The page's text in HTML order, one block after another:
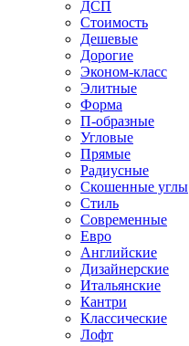
ДСП
Стоимость
Дешевые
Дорогие
Эконом-класс
Элитные
Форма
П-образные
Угловые
Прямые
Радиусные
Скошенные углы
Стиль
Современные
Евро
Английские
Дизайнерские
Итальянские
Кантри
Классические
Лофт